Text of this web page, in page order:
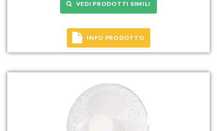
VEDI PRODOTTI SIMILI
INFO PRODOTTO